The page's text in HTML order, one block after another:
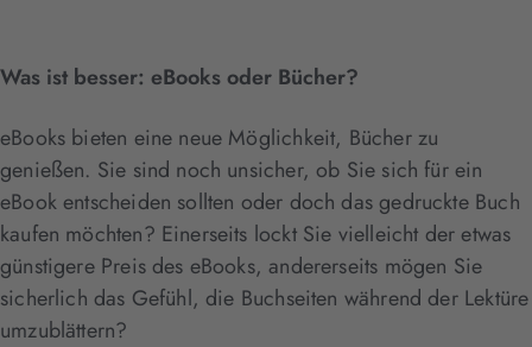
Was ist besser: eBooks oder Bücher?
eBooks bieten eine neue Möglichkeit, Bücher zu
genießen. Sie sind noch unsicher, ob Sie sich für ein
eBook entscheiden sollten oder doch das gedruckte Buch
kaufen möchten? Einerseits lockt Sie vielleicht der etwas
günstigere Preis des eBooks, andererseits mögen Sie
sicherlich das Gefühl, die Buchseiten während der Lektüre
umzublättern?